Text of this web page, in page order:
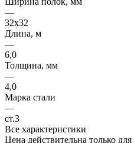
—
32x32
Длина, м
—
6,0
Толщина, мм
—
4,0
Марка стали
—
ст.3
Все характеристики
Цена действительна только